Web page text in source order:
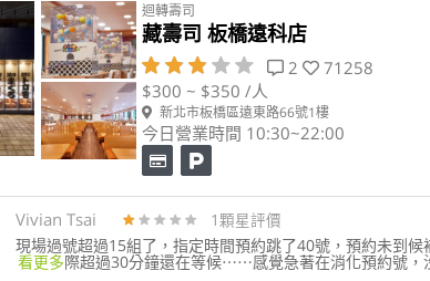
迴轉壽司
藏壽司 板橋遠科店
2
71258
$300 ~ $350 /人
新北市板橋區遠東路66號1樓
今日營業時間 10:30~22:00
Vivian Tsai 1顆星評價
現場過號超過15組了，指定時間預約跳了40號，預約未到
際超過30分鐘還在等候⋯⋯感覺急著在消化預約號，
看更多